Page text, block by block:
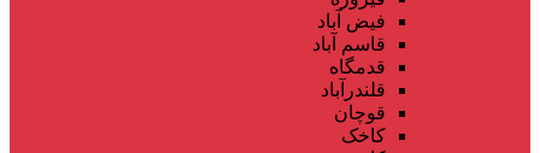
فیض آباد
قاسم آباد
قدمگاه
قلندرآباد
قوچان
کاخک